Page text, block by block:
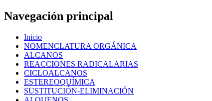
Navegación principal
Inicio
NOMENCLATURA ORGÁNICA
ALCANOS
REACCIONES RADICALARIAS
CICLOALCANOS
ESTEREOQUÍMICA
SUSTITUCIÓN-ELIMINACIÓN